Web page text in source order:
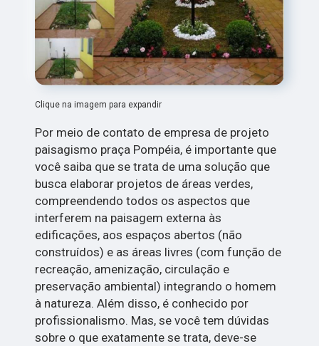
Clique na imagem para expandir
Por meio de contato de empresa de projeto
paisagismo praça Pompéia, é importante que
você saiba que se trata de uma solução que
busca elaborar projetos de áreas verdes,
compreendendo todos os aspectos que
interferem na paisagem externa às
edificações, aos espaços abertos (não
construídos) e as áreas livres (com função de
recreação, amenização, circulação e
preservação ambiental) integrando o homem
à natureza. Além disso, é conhecido por
profissionalismo. Mas, se você tem dúvidas
sobre o que exatamente se trata, deve-se